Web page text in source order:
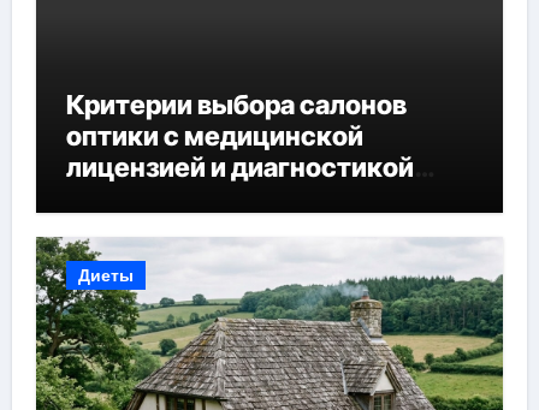
Критерии выбора салонов
оптики с медицинской
лицензией и диагностикой
Диеты